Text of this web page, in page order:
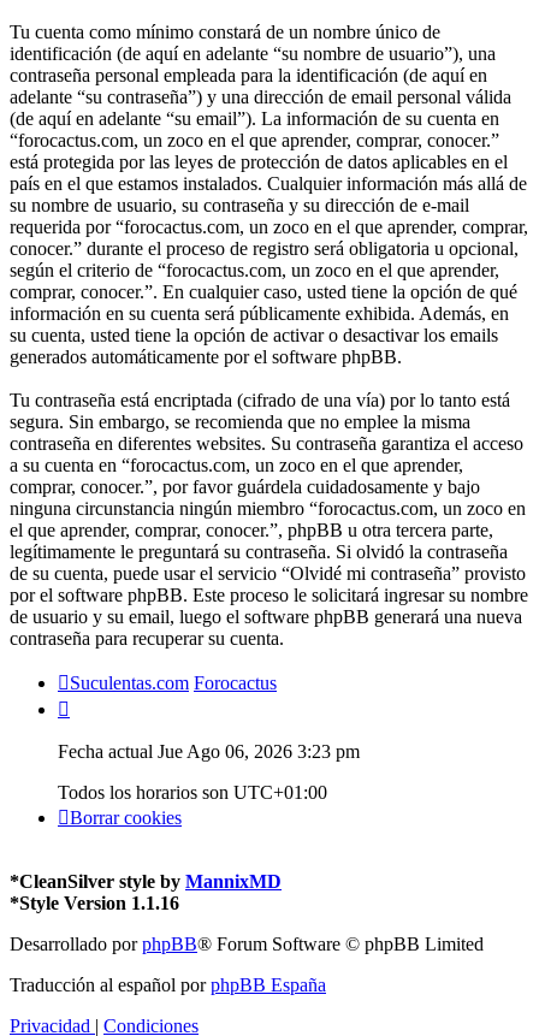
Tu cuenta como mínimo constará de un nombre único de
identificación (de aquí en adelante “su nombre de usuario”), una
contraseña personal empleada para la identificación (de aquí en
adelante “su contraseña”) y una dirección de email personal válida
(de aquí en adelante “su email”). La información de su cuenta en
“forocactus.com, un zoco en el que aprender, comprar, conocer.”
está protegida por las leyes de protección de datos aplicables en el
país en el que estamos instalados. Cualquier información más allá de
su nombre de usuario, su contraseña y su dirección de e-mail
requerida por “forocactus.com, un zoco en el que aprender, comprar,
conocer.” durante el proceso de registro será obligatoria u opcional,
según el criterio de “forocactus.com, un zoco en el que aprender,
comprar, conocer.”. En cualquier caso, usted tiene la opción de qué
información en su cuenta será públicamente exhibida. Además, en
su cuenta, usted tiene la opción de activar o desactivar los emails
generados automáticamente por el software phpBB.
Tu contraseña está encriptada (cifrado de una vía) por lo tanto está
segura. Sin embargo, se recomienda que no emplee la misma
contraseña en diferentes websites. Su contraseña garantiza el acceso
a su cuenta en “forocactus.com, un zoco en el que aprender,
comprar, conocer.”, por favor guárdela cuidadosamente y bajo
ninguna circunstancia ningún miembro “forocactus.com, un zoco en
el que aprender, comprar, conocer.”, phpBB u otra tercera parte,
legítimamente le preguntará su contraseña. Si olvidó la contraseña
de su cuenta, puede usar el servicio “Olvidé mi contraseña” provisto
por el software phpBB. Este proceso le solicitará ingresar su nombre
de usuario y su email, luego el software phpBB generará una nueva
contraseña para recuperar su cuenta.
Suculentas.com Forocactus
Fecha actual Jue Ago 06, 2026 3:23 pm
Todos los horarios son UTC+01:00
Borrar cookies
*CleanSilver style by MannixMD
*Style Version 1.1.16
Desarrollado porphpBB® Forum Software © phpBB Limited
Traducción al español porphpBB España
Privacidad | Condiciones